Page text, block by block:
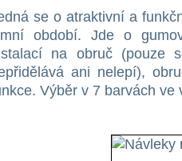
se o atraktivní a
období. Jde o
na obruč (pouze
ani nelepí),
Výběr v 7 barvách ve